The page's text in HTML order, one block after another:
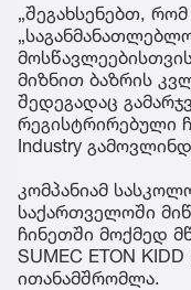
„შეგახსენებთ,
მიზნით ბაზრის
შედეგადაც
რეგისტრირებული
Industry
კომპანიამ
საქართველოში
ჩინეთში მოქმედ
SUMEC ETON
ითანამშრომლა.